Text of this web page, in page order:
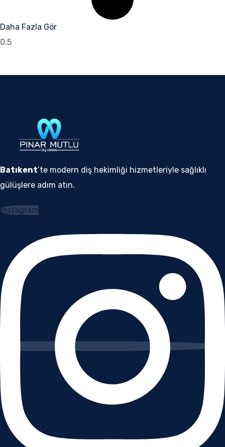
Daha Fazla Gör
Batıkent’te modern diş hekimliği hizmetleriyle sağlıklı
gülüşlere adım atın.
Instagram